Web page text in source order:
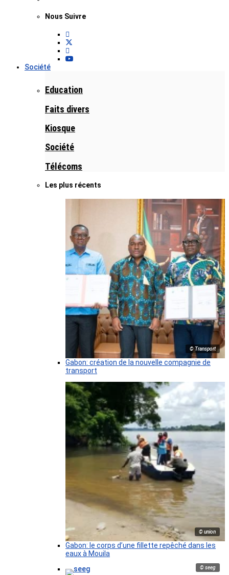
Nous Suivre
Société
Education
Faits divers
Kiosque
Société
Télécoms
Les plus récents
© Transport
Gabon: création de la nouvelle compagnie de
transport
© union
Gabon: le corps d’une fillette repêché dans les
eaux à Mouila
© seeg